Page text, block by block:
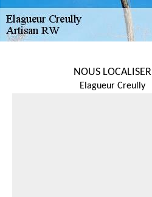
NOUS LOCALISER
Elagueur Creully